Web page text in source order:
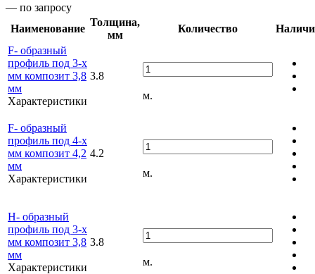
— по запросу
Наименование
Толщина,
мм
Количество
F- образный
профиль под 3-х
мм композит 3,8
мм
Характеристики
3.8
м.
F- образный
профиль под 4-х
мм композит 4,2
мм
Характеристики
4.2
м.
Н- образный
профиль под 3-х
мм композит 3,8
мм
Характеристики
3.8
м.